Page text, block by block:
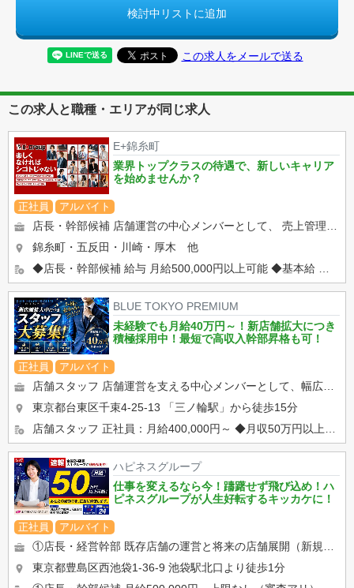
検討中リストに追加
この求人をメールで送る
この求人と職種・エリアが同じ求人
E+錦糸町
業界トップクラスの待遇で、新しいキャリア
を始めませんか？
正社員 アルバイト
錦糸町・五反田・川崎・厚木 他
BLUE TOKYO PREMIUM
未経験でも月給40万円～！新店舗拡大につき
積極採用中！最短で高収入幹部昇格も可！
正社員 アルバイト
東京都台東区千束4-25-13
「三ノ輪駅」から徒歩15分
ハピネスグループ
仕事を変えるなら今！躊躇せず飛び込め！ハ
ピネスグループが人生好転するキッカケに！
正社員 アルバイト
東京都豊島区西池袋1-36-9 池袋駅北口より徒歩1分